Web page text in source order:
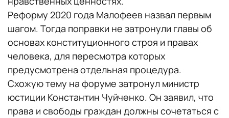
Реформу 2020 года Малофеев назвал первым
шагом. Тогда поправки не затронули главы об
основах конституционного строя и правах
человека, для пересмотра которых
предусмотрена отдельная процедура.
Схожую тему на форуме затронул министр
юстиции Константин Чуйченко. Он заявил, что
права и свободы граждан должны сочетаться с